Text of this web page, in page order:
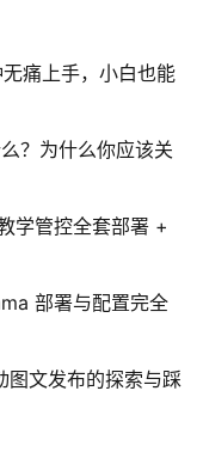
痛上手，小白也能
？为什么你应该关
学管控全套部署 +
部署与配置完全
图文发布的探索与踩